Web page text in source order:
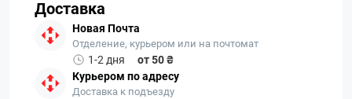
Доставка
Новая Почта
Отделение, курьером или на почтомат
1-2 дня
от 50 ₴
Курьером по адресу
Доставка к подъезду